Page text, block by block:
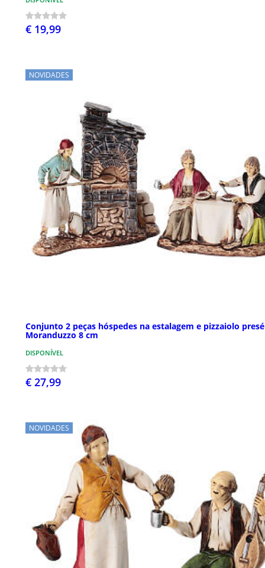
€ 19,99
NOVIDADES
Conjunto 2 peças hóspedes na estalagem e pizzaiolo
Moranduzzo 8 cm
DISPONÍVEL
€ 27,99
NOVIDADES